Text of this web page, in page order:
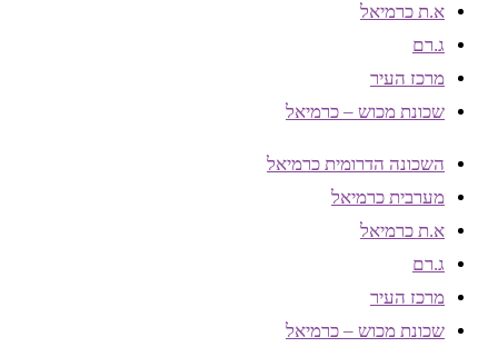
א.ת כרמיאל
ג.רם
מרכז העיר
שכונת מכוש – כרמיאל
השכונה הדרומית כרמיאל
מערבית כרמיאל
א.ת כרמיאל
ג.רם
מרכז העיר
שכונת מכוש – כרמיאל